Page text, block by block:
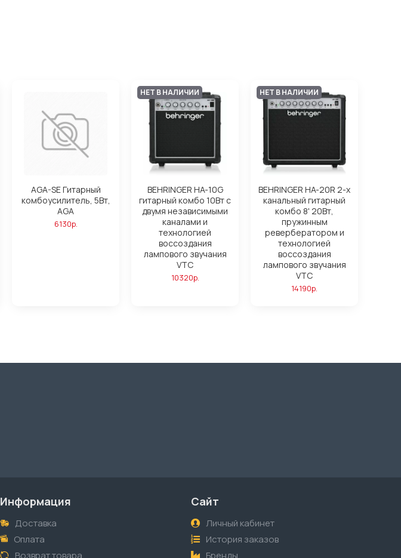
AGA-SE Гитарный
комбоусилитель, 5Вт,
AGA
6130р.
НЕТ В НАЛИЧИИ
BEHRINGER HA-10G
гитарный комбо 10Вт с
двумя независимыми
каналами и
технологией
воссоздания
лампового звучания
VTC
10320р.
НЕТ В НАЛИЧИИ
BEHRINGER HA-20R 2-х
канальный гитарный
комбо 8' 20Вт,
пружинным
ревербератором и
технологией
воссоздания
лампового звучания
VTC
14190р.
Информация
Доставка
Оплата
Возврат товара
Сайт
Личный кабинет
История заказов
Бренды